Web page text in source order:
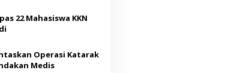
22 Mahasiswa KKN
Operasi Katarak
Medis